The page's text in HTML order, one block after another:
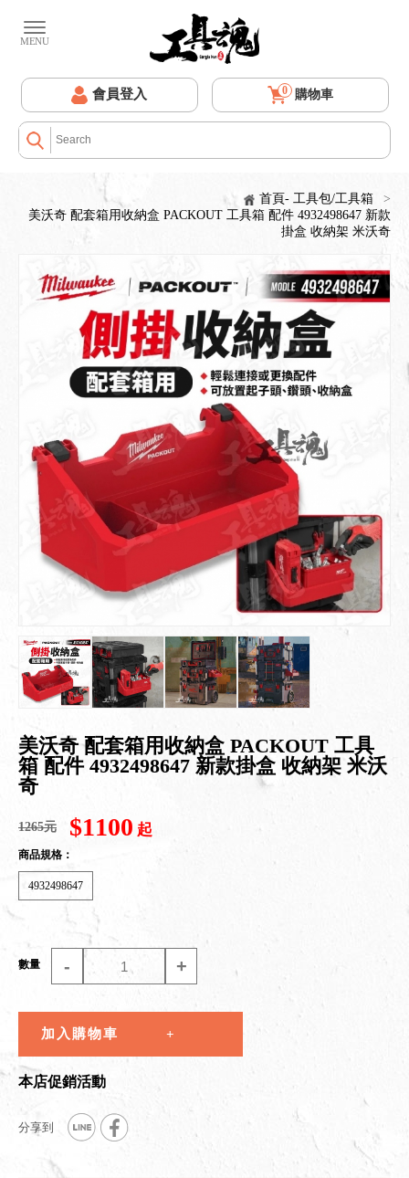
會員登入 0 購物車
首頁- 工具包/工具箱
>
美沃奇 配套箱用收納盒 PACKOUT 工具箱 配件 4932498647 新款
掛盒 收納架 米沃奇
美沃奇 配套箱用收納盒 PACKOUT 工具
箱 配件 4932498647 新款掛盒 收納架 米沃
奇
1265元 $1100 起
商品規格：
4932498647
數量 - +
加入購物車
本店促銷活動